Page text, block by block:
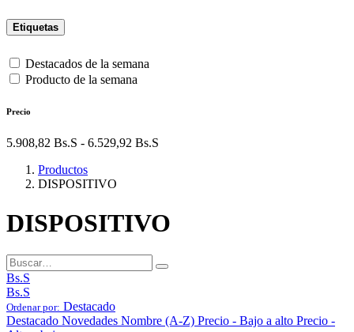
Etiquetas
Destacados de la semana
Producto de la semana
Precio
5.908,82 Bs.S - 6.529,92 Bs.S
Productos
DISPOSITIVO
DISPOSITIVO
Bs.S
Bs.S
Ordenar por: Destacado
Destacado Novedades Nombre (A-Z) Precio - Bajo a alto Precio -